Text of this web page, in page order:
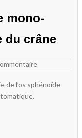
mono-
du crâne
de l’os sphénoïde